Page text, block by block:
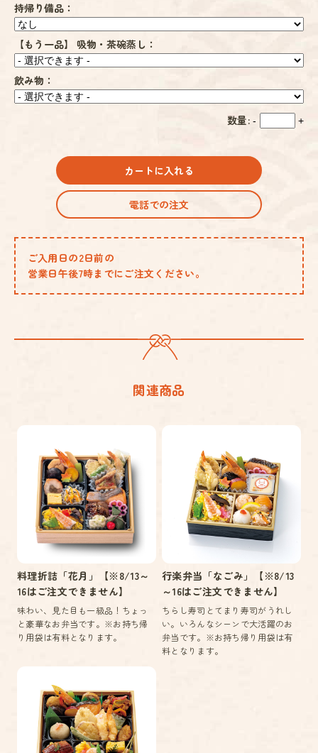
持帰り備品：
【もう一品】 吸物・茶碗蒸し：
飲み物：
数量: - +
カートに入れる
電話での注文
ご入用日の2日前の
営業日午後7時までにご注文ください。
関連商品
料理折詰「花月」【※8/13～
16はご注文できません】
味わい、見た目も一級品！ちょっ
と豪華なお弁当です。※お持ち帰
り用袋は有料となります。
行楽弁当「なごみ」【※8/13
～16はご注文できません】
ちらし寿司とてまり寿司がうれし
い。いろんなシーンで大活躍のお
弁当です。※お持ち帰り用袋は有
料となります。